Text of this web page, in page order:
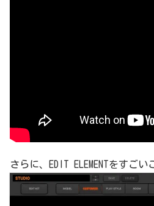
さらに、EDIT ELEMENTをすごい